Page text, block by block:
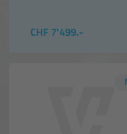
CHF 7'499.-